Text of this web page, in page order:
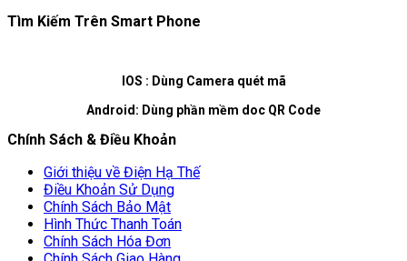
Tìm Kiếm Trên Smart Phone
IOS : Dùng Camera quét mã
Android: Dùng phần mềm doc QR Code
Chính Sách & Điều Khoản
Giới thiệu về Điện Hạ Thế
Điều Khoản Sử Dụng
Chính Sách Bảo Mật
Hình Thức Thanh Toán
Chính Sách Hóa Đơn